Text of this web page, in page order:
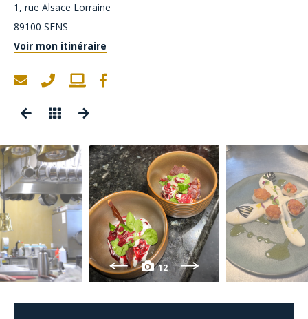
1, rue Alsace Lorraine
89100 SENS
Voir mon itinéraire
12